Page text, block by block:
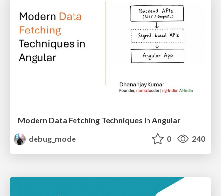
Modern Data Fetching Techniques in Angular
debug_mode
0 240